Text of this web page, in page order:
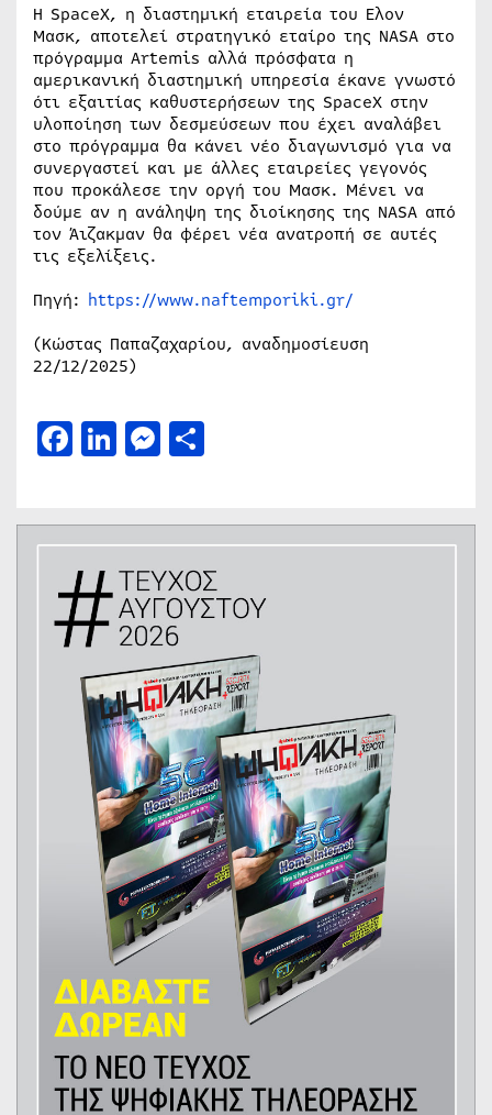
Η SpaceX, η διαστημική εταιρεία του Ελον
Μασκ, αποτελεί στρατηγικό εταίρο της NASA στο
πρόγραμμα Artemis αλλά πρόσφατα η
αμερικανική διαστημική υπηρεσία έκανε γνωστό
ότι εξαιτίας καθυστερήσεων της SpaceX στην
υλοποίηση των δεσμεύσεων που έχει αναλάβει
στο πρόγραμμα θα κάνει νέο διαγωνισμό για να
συνεργαστεί και με άλλες εταιρείες γεγονός
που προκάλεσε την οργή του Μασκ. Μένει να
δούμε αν η ανάληψη της διοίκησης της NASA από
τον Άιζακμαν θα φέρει νέα ανατροπή σε αυτές
τις εξελίξεις.
Πηγή: https://www.naftemporiki.gr/
(Κώστας Παπαζαχαρίου, αναδημοσίευση
22/12/2025)
Facebook
LinkedIn
Messenger